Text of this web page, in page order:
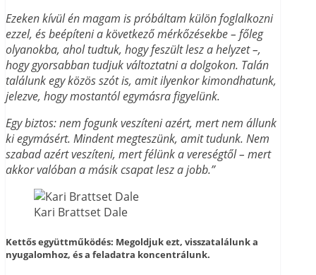
Ezeken kívül én magam is próbáltam külön foglalkozni
ezzel, és beépíteni a következő mérkőzésekbe – főleg
olyanokba, ahol tudtuk, hogy feszült lesz a helyzet –,
hogy gyorsabban tudjuk változtatni a dolgokon. Talán
találunk egy közös szót is, amit ilyenkor kimondhatunk,
jelezve, hogy mostantól egymásra figyelünk.
Egy biztos: nem fogunk veszíteni azért, mert nem állunk
ki egymásért. Mindent megteszünk, amit tudunk. Nem
szabad azért veszíteni, mert félünk a vereségtől – mert
akkor valóban a másik csapat lesz a jobb.”
Kari Brattset Dale
Kettős együttműködés: Megoldjuk ezt, visszatalálunk a
nyugalomhoz, és a feladatra koncentrálunk.